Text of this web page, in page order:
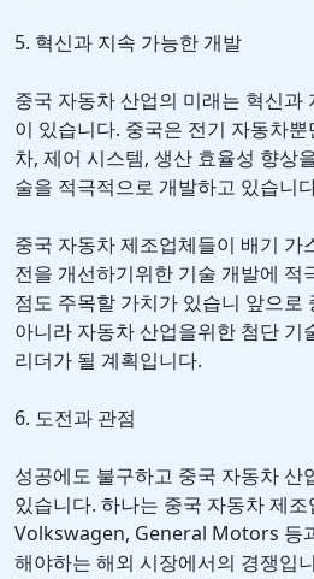
5. 혁신과 지속 가능한 개발
중국 자동차 산업의 미래는 혁신과
이 있습니다. 중국은 전기 자동차
차, 제어 시스템, 생산 효율성 향상
술을 적극적으로 개발하고 있습니
중국 자동차 제조업체들이 배기 가
전을 개선하기위한 기술 개발에 적
점도 주목할 가치가 있습니 앞으로
아니라 자동차 산업을위한 첨단 기
리더가 될 계획입니다.
6. 도전과 관점
성공에도 불구하고 중국 자동차 산
있습니다. 하나는 중국 자동차 제
Volkswagen, General Motors 등
해야하는 해외 시장에서의 경쟁입